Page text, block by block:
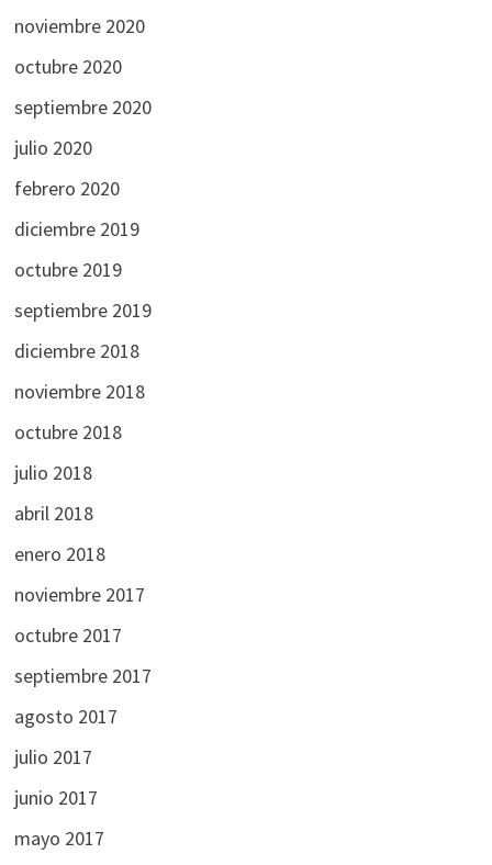
noviembre 2020
octubre 2020
septiembre 2020
julio 2020
febrero 2020
diciembre 2019
octubre 2019
septiembre 2019
diciembre 2018
noviembre 2018
octubre 2018
julio 2018
abril 2018
enero 2018
noviembre 2017
octubre 2017
septiembre 2017
agosto 2017
julio 2017
junio 2017
mayo 2017